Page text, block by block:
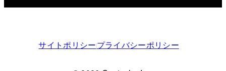
サイトポリシープライバシーポリシー